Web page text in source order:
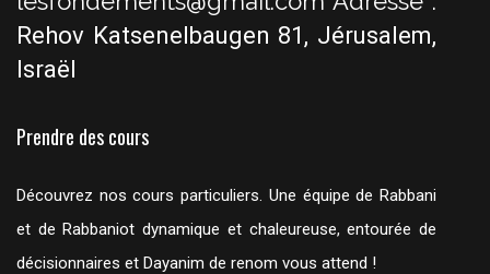
Rehov Katsenelbaugen 81, Jérusalem,
Israël
Prendre des cours
Découvrez nos cours particuliers. Une équipe de Rabbani
et de Rabbaniot dynamique et chaleureuse, entourée de
décisionnaires et Dayanim de renom vous attend !